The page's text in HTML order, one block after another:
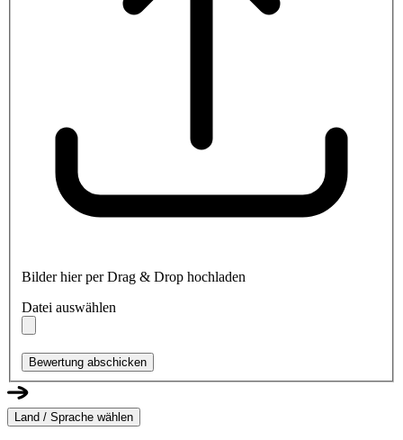
Bilder hier per Drag & Drop hochladen
Datei auswählen
Bewertung abschicken
Land / Sprache wählen